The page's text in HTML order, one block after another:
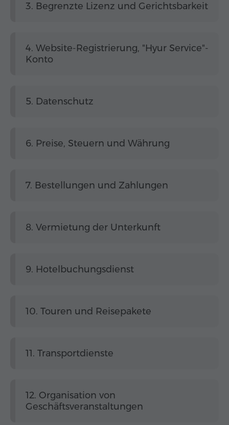
3. Begrenzte Lizenz und Gerichtsbarkeit
4. Website-Registrierung, "Hyur Service"-
Konto
5. Datenschutz
6. Preise, Steuern und Währung
7. Bestellungen und Zahlungen
8. Vermietung der Unterkunft
9. Hotelbuchungsdienst
10. Touren und Reisepakete
11. Transportdienste
12. Organisation von
Geschäftsveranstaltungen